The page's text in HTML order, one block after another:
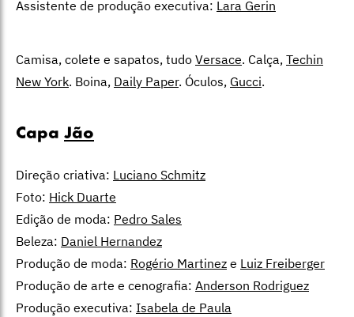
Assistente de produção executiva: Lara Gerin
Camisa, colete e sapatos, tudo Versace. Calça, Techin
New York. Boina, Daily Paper. Óculos, Gucci.
Capa Jão
Direção criativa: Luciano Schmitz
Foto: Hick Duarte
Edição de moda: Pedro Sales
Beleza: Daniel Hernandez
Produção de moda: Rogério Martinez e Luiz Freiberger
Produção de arte e cenografia: Anderson Rodriguez
Produção executiva: Isabela de Paula